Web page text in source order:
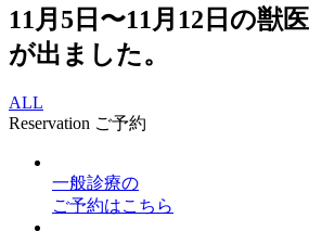
11月5日〜11月12日の獣
が出ました。
ALL
Reservation ご予約
一般診療の
ご予約はこちら